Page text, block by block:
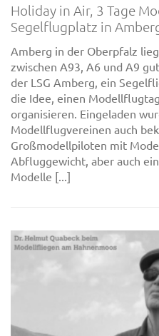
Holiday in Air, 3 Tage
Segelflugplatz in
Amberg in der Oberpfalz
zwischen A93, A6 und A9
der LSG Amberg, ein
die Idee, einen
organisieren. Eingeladen
Modellflugvereinen auch
Großmodellpiloten mit
Abfluggewicht, aber auch
Modelle [...]